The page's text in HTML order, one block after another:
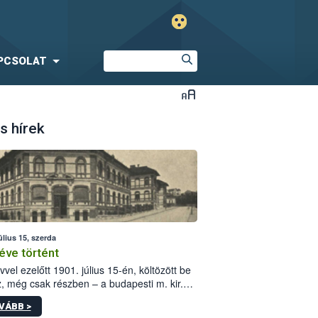
hírek
15, szerda
történt
ezelőtt 1901. július 15-én, költözött be
még csak részben – a budapesti m. kir.
állomás a Kis Rókus utca
alatti, Czigler Győző által tervezett új
>